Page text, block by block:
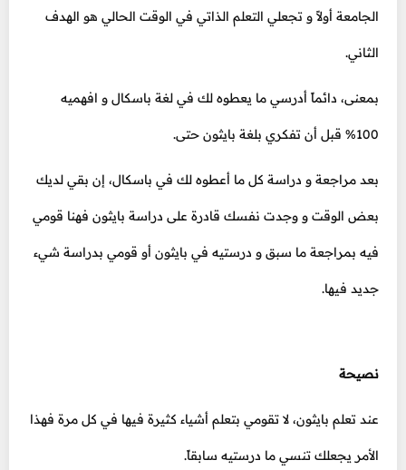
الجامعة أولاً و تجعلي التعلم الذاتي في الوقت الحالي هو الهدف
الثاني.
بمعنى، دائماً أدرسي ما يعطوه لك في لغة باسكال و افهميه
100% قبل أن تفكري بلغة بايثون حتى.
بعد مراجعة و دراسة كل ما أعطوه لك في باسكال، إن بقي لديك
بعض الوقت و وجدت نفسك قادرة على دراسة بايثون فهنا قومي
فيه بمراجعة ما سبق و درستيه في بايثون أو قومي بدراسة شيء
جديد فيها.
نصيحة
عند تعلم بايثون، لا تقومي بتعلم أشياء كثيرة فيها في كل مرة فهذا
الأمر يجعلك تنسي ما درستيه سابقاً.